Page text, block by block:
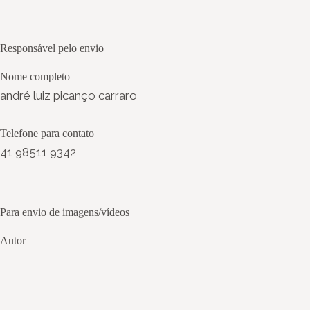
Responsável pelo envio
Nome completo
andré luiz picanço carraro
Telefone para contato
41 98511 9342
Para envio de imagens/vídeos
Autor